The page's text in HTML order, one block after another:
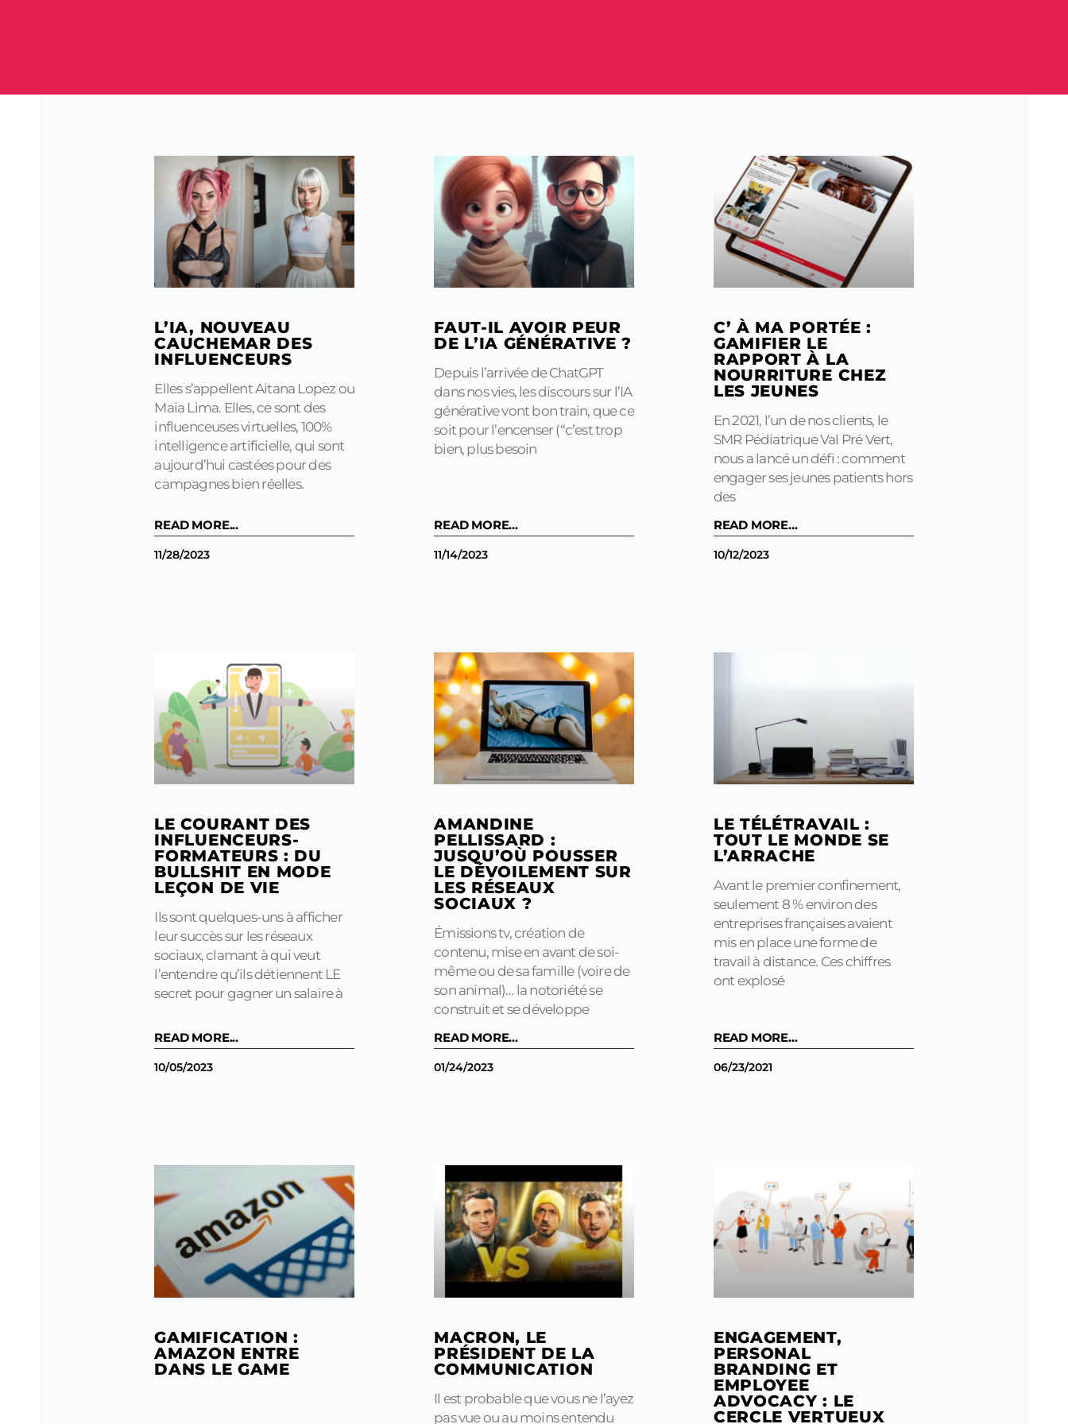
L’IA, NOUVEAU
CAUCHEMAR DES
INFLUENCEURS
Elles s’appellent Aitana Lopez ou
Maia Lima. Elles, ce sont des
influenceuses virtuelles, 100%
intelligence artificielle, qui sont
aujourd’hui castées pour des
campagnes bien réelles.
READ MORE...
11/28/2023
FAUT-IL AVOIR PEUR
DE L’IA GÉNÉRATIVE ?
Depuis l’arrivée de ChatGPT
dans nos vies, les discours sur l’IA
générative vont bon train, que ce
soit pour l’encenser (“c’est trop
bien, plus besoin
READ MORE...
11/14/2023
C’ À MA PORTÉE :
GAMIFIER LE
RAPPORT À LA
NOURRITURE CHEZ
LES JEUNES
En 2021, l’un de nos clients, le
SMR Pédiatrique Val Pré Vert,
nous a lancé un défi : comment
engager ses jeunes patients hors
des
READ MORE...
10/12/2023
LE COURANT DES
INFLUENCEURS-
FORMATEURS : DU
BULLSHIT EN MODE
LEÇON DE VIE
Ils sont quelques-uns à afficher
leur succès sur les réseaux
sociaux, clamant à qui veut
l’entendre qu’ils détiennent LE
secret pour gagner un salaire à
READ MORE...
10/05/2023
AMANDINE
PELLISSARD :
JUSQU’OÙ POUSSER
LE DÉVOILEMENT SUR
LES RÉSEAUX
SOCIAUX ?
Émissions tv, création de
contenu, mise en avant de soi-
même ou de sa famille (voire de
son animal)… la notoriété se
construit et se développe
READ MORE...
01/24/2023
LE TÉLÉTRAVAIL :
TOUT LE MONDE SE
L’ARRACHE
Avant le premier confinement,
seulement 8 % environ des
entreprises françaises avaient
mis en place une forme de
travail à distance. Ces chiffres
ont explosé
READ MORE...
06/23/2021
GAMIFICATION :
AMAZON ENTRE
DANS LE GAME
MACRON, LE
PRÉSIDENT DE LA
COMMUNICATION
Il est probable que vous ne l’ayez
pas vue ou au moins entendu
ENGAGEMENT,
PERSONAL
BRANDING ET
EMPLOYEE
ADVOCACY : LE
CERCLE VERTUEUX